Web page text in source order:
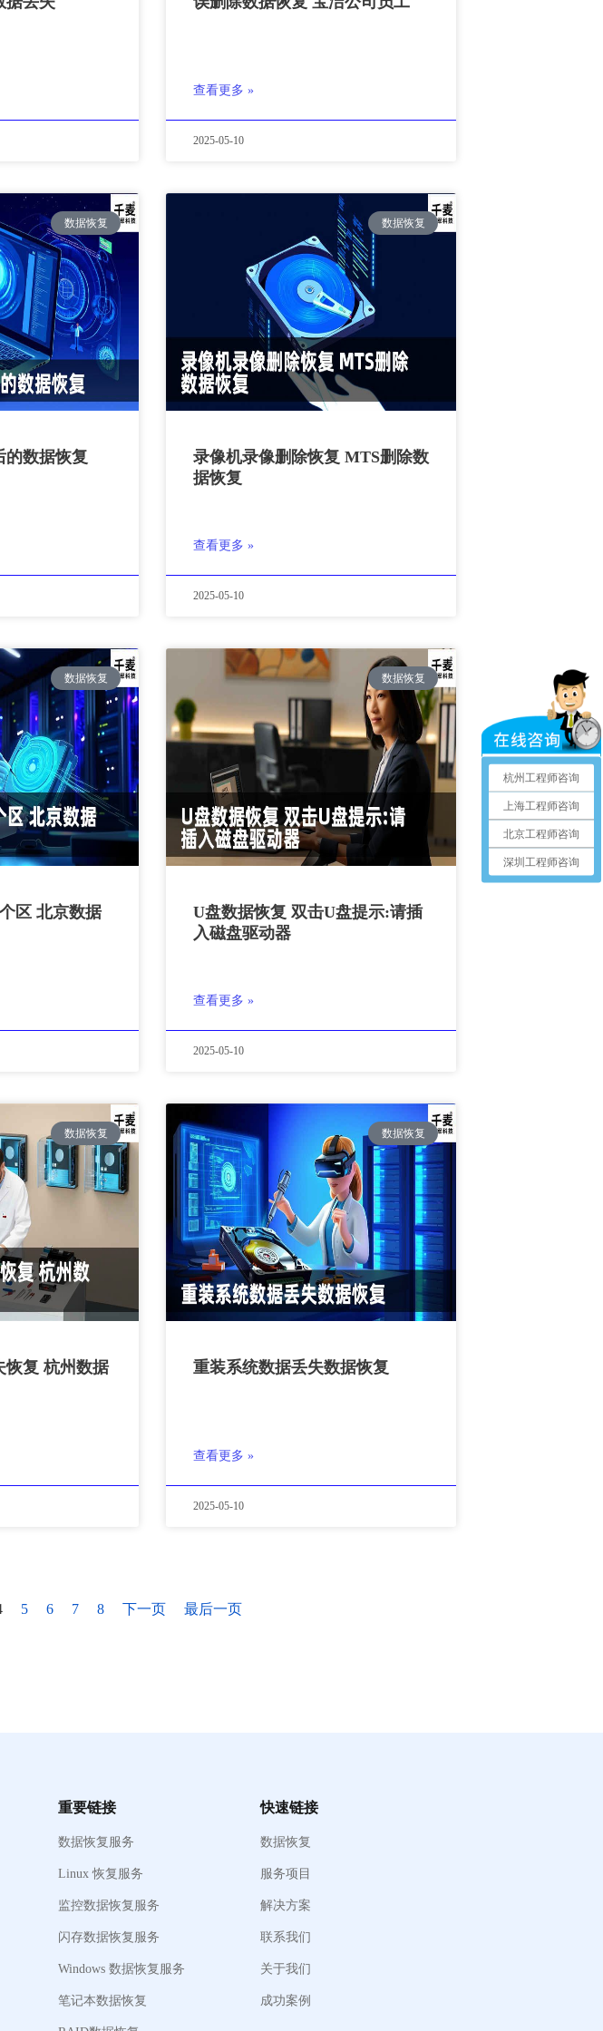
查看更多 »
2025-05-10
数据恢复
的数据恢复
数据恢复
录像机录像删除恢复 MTS删除数
据恢复
查看更多 »
2025-05-10
数据恢复
区 北京数据
数据恢复
U盘数据恢复 双击U盘提示:请插
入磁盘驱动器
查看更多 »
2025-05-10
数据恢复
恢复 杭州数据
数据恢复
重装系统数据丢失数据恢复
查看更多 »
2025-05-10
5 6 7 8 下一页 最后一页
重要链接
数据恢复服务
Linux 恢复服务
监控数据恢复服务
闪存数据恢复服务
Windows 数据恢复服务
笔记本数据恢复
快速链接
数据恢复
服务项目
解决方案
联系我们
关于我们
成功案例
杭州工程师咨询
上海工程师咨询
北京工程师咨询
深圳工程师咨询